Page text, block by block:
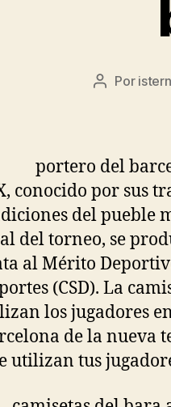
Autor
Por istern
conocido por sus
del pueble
del torneo, se
al Mérito
(CSD). La
los jugadores
de la nueva
utilizan tus